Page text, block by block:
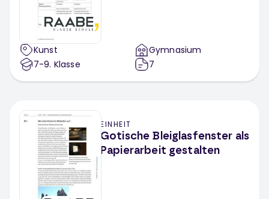
Kunst
7-9. Klasse
Gymnasium
7
EINHEIT
Gotische Bleiglasfenster als
Papierarbeit gestalten